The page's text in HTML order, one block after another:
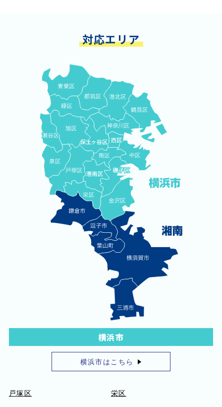
対応エリア
横浜市
横浜市はこちら
戸塚区 栄区